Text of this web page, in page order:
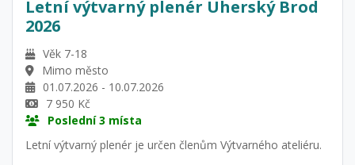
Letní výtvarný plenér Uherský Brod
2026
Věk 7-18
Mimo město
01.07.2026 - 10.07.2026
7 950 Kč
Poslední 3 místa
Letní výtvarný plenér je určen členům Výtvarného ateliéru.